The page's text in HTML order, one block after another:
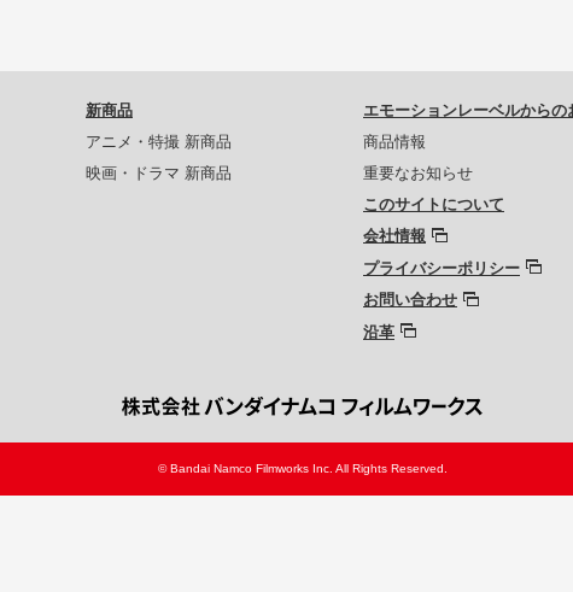
新商品
アニメ・特撮 新商品
映画・ドラマ 新商品
エモーションレーベルからの
商品情報
重要なお知らせ
このサイトについて
会社情報
プライバシーポリシー
お問い合わせ
沿革
© Bandai Namco Filmworks Inc. All Rights Reserved.